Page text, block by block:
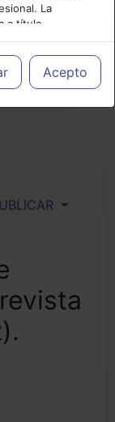
La
a título
de los
y decidir, en
a lasAcepto